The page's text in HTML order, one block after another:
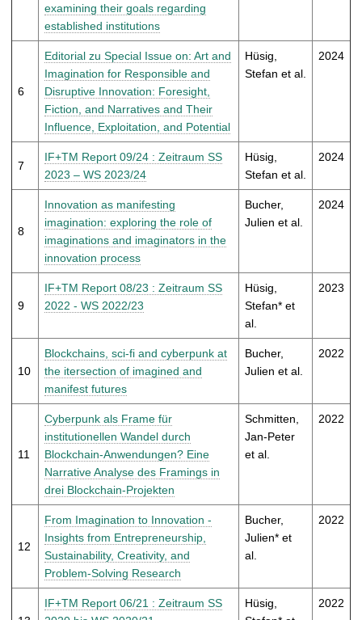
examining their goals regarding
established institutions
6
Editorial zu Special Issue on: Art and
Imagination for Responsible and
Disruptive Innovation: Foresight,
Fiction, and Narratives and Their
Influence, Exploitation, and Potential
Hüsig,
Stefan et al.
2024
7
IF+TM Report 09/24 : Zeitraum SS
2023 – WS 2023/24
Hüsig,
Stefan et al.
2024
8
Innovation as manifesting
imagination: exploring the role of
imaginations and imaginators in the
innovation process
Bucher,
Julien et al.
2024
9
IF+TM Report 08/23 : Zeitraum SS
2022 - WS 2022/23
Hüsig,
Stefan* et
al.
2023
10
Blockchains, sci-fi and cyberpunk at
the itersection of imagined and
manifest futures
Bucher,
Julien et al.
2022
11
Cyberpunk als Frame für
institutionellen Wandel durch
Blockchain-Anwendungen? Eine
Narrative Analyse des Framings in
drei Blockchain-Projekten
Schmitten,
Jan-Peter
et al.
2022
12
From Imagination to Innovation -
Insights from Entrepreneurship,
Sustainability, Creativity, and
Problem-Solving Research
Bucher,
Julien* et
al.
2022
IF+TM Report 06/21 : Zeitraum SS
Hüsig,
2022